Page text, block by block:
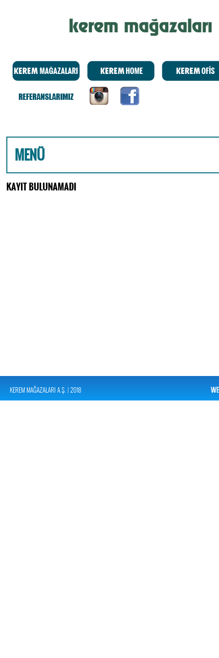
MENÜ
KAYIT BULUNAMADI
KEREM MAĞAZALARI A.Ş. | 2018